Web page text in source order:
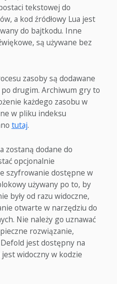
tekstowej do
a kod źródłowy Lua jest
do bajtkodu. Inne
są używane bez
zasoby są dodawane
drugim. Archiwum gry to
każdego zasobu w
w pliku indeksu
tutaj.
zostaną dodane do
opcjonalnie
szyfrowanie dostępne w
używany po to, by
były od razu widoczne,
otwarte w narzędziu do
Nie należy go uznawać
rozwiązanie,
jest dostępny na
widoczny w kodzie